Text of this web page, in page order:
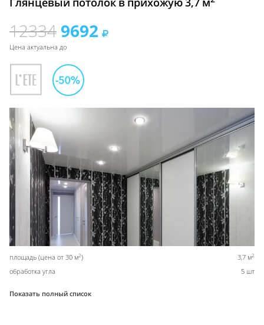
12334 9692
Цена актуальна до
площадь (цена от 30 м2) 3,7 м2
обработка угла 5 шт
Показать полный список